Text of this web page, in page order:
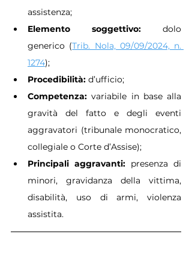
assistenza;
Elemento soggettivo: dolo
generico (Trib. Nola, 09/09/2024, n.
1274);
Procedibilità: d’ufficio;
Competenza: variabile in base alla
gravità del fatto e degli eventi
aggravatori (tribunale monocratico,
collegiale o Corte d’Assise);
Principali aggravanti: presenza di
minori, gravidanza della vittima,
disabilità, uso di armi, violenza
assistita.